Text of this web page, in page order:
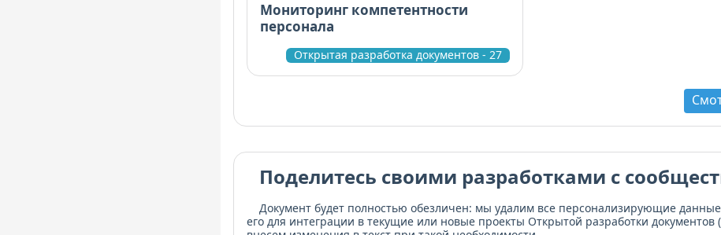
Мониторинг компетентности
персонала
Открытая разработка документов - 27
Поделитесь своими разработками с
Документ будет полностью обезличен: мы удалим все персонализирующие
его для интеграции в текущие или новые проекты Открытой разработки